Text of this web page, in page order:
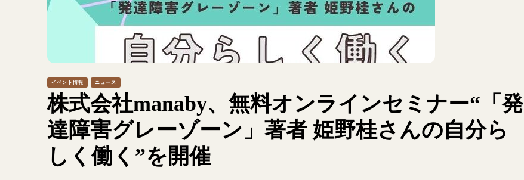
イベント情報 ニュース
株式会社manaby、無料オンラインセミナー“「発
達障害グレーゾーン」著者 姫野桂さんの自分ら
しく働く”を開催